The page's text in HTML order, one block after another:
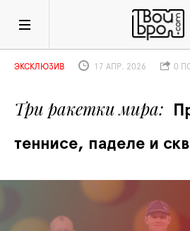
Три ракетки мира
теннисе, паделе и
ЭКСКЛЮЗИВ 17 АПР. 2026 0